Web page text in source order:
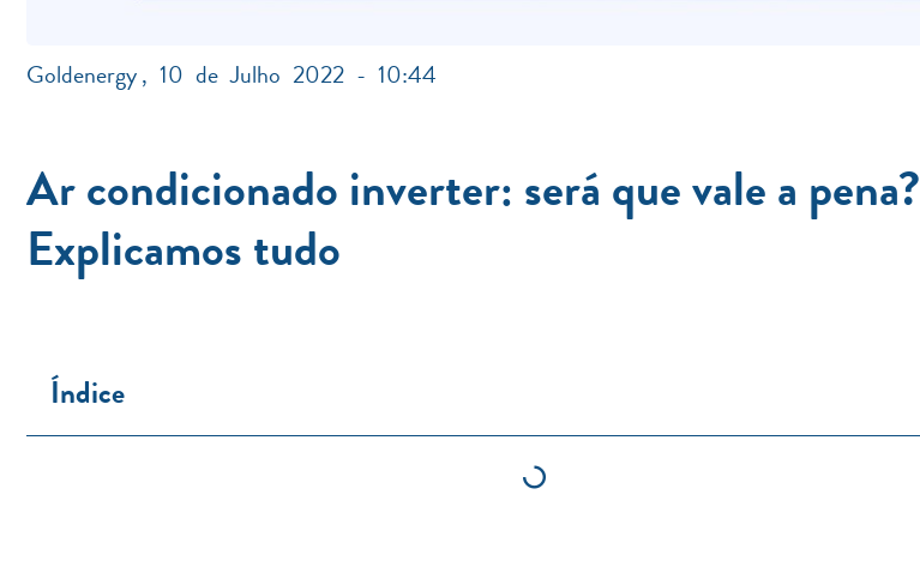
Goldenergy 10 de Julho 2022 - 10:44
Ar condicionado inverter: será que vale a pena?
Explicamos tudo
Índice